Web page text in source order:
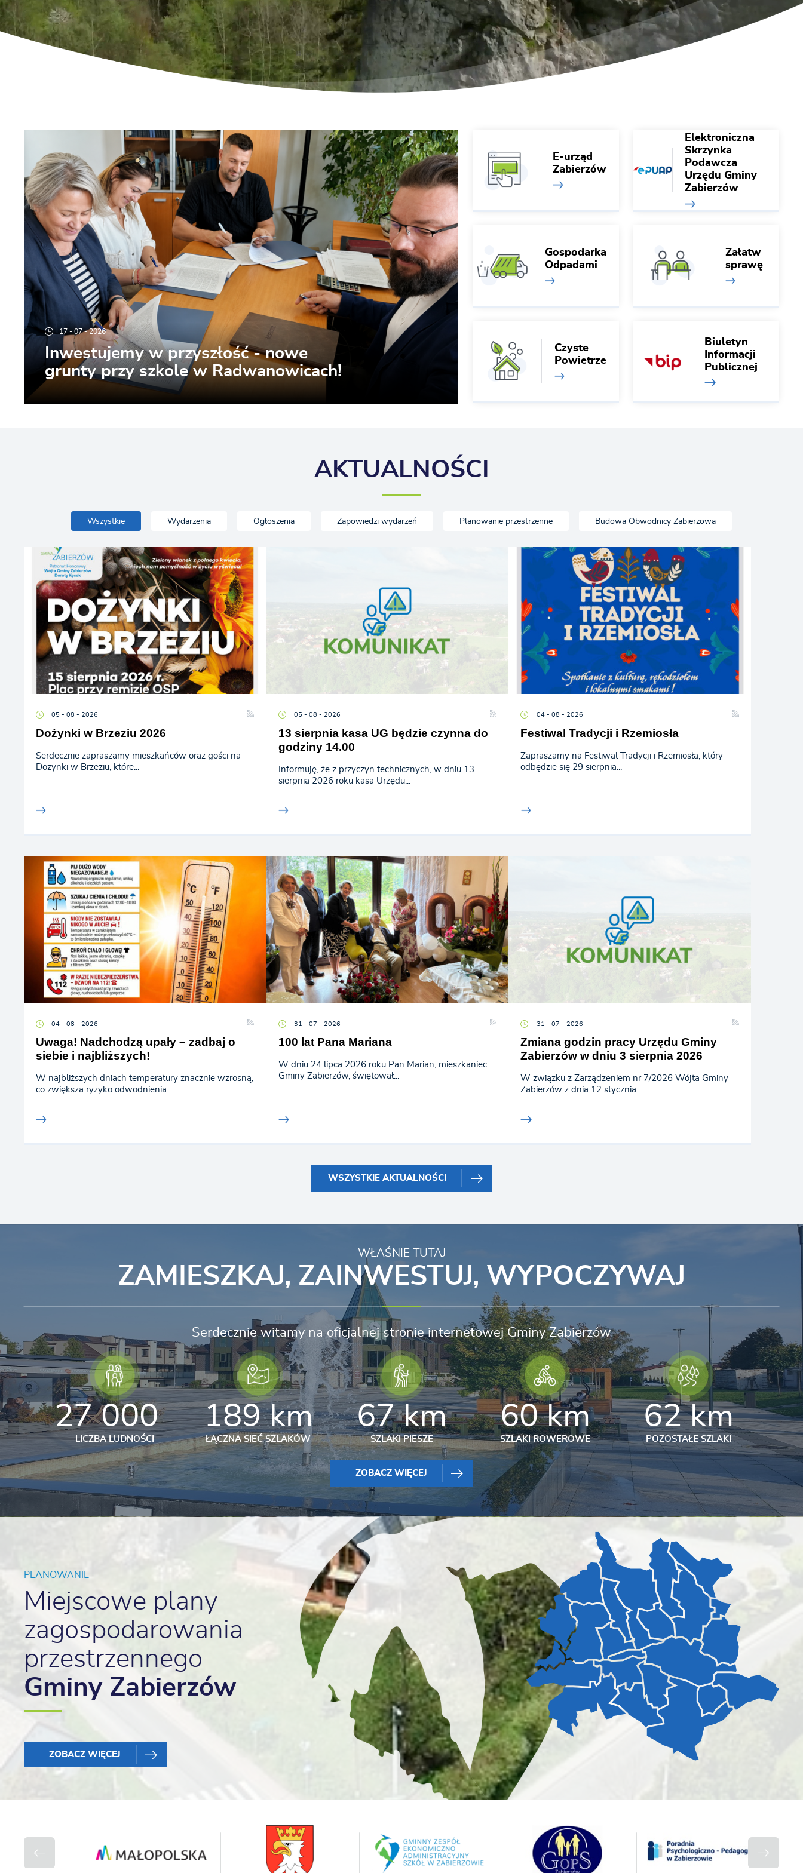
17 - 07 - 2026
Inwestujemy w przyszłość - nowe
grunty przy szkole w Radwanowicach!
E-urząd
Zabierzów
Elektroniczna
Skrzynka
Podawcza
Urzędu Gminy
Zabierzów
Gospodarka
Odpadami
Załatw
sprawę
Czyste
Powietrze
Biuletyn
Informacji
Publicznej
AKTUALNOŚCI
Wszystkie Wydarzenia Ogłoszenia Zapowiedzi wydarzeń Planowanie przestrzenne Budowa Obwodnicy Zabierzowa
05 - 08 - 2026
Dożynki w Brzeziu 2026
Serdecznie zapraszamy mieszkańców oraz gości na
Dożynki w Brzeziu, które...
05 - 08 - 2026
13 sierpnia kasa UG będzie czynna do
godziny 14.00
Informuję, że z przyczyn technicznych, w dniu 13
sierpnia 2026 roku kasa Urzędu...
04 - 08 - 2026
Festiwal Tradycji i Rzemiosła
Zapraszamy na Festiwal Tradycji i Rzemiosła, który
odbędzie się 29 sierpnia...
04 - 08 - 2026
Uwaga! Nadchodzą upały – zadbaj o
siebie i najbliższych!
W najbliższych dniach temperatury znacznie wzrosną,
co zwiększa ryzyko odwodnienia...
31 - 07 - 2026
100 lat Pana Mariana
W dniu 24 lipca 2026 roku Pan Marian, mieszkaniec
Gminy Zabierzów, świętował...
31 - 07 - 2026
Zmiana godzin pracy Urzędu Gminy
Zabierzów w dniu 3 sierpnia 2026
W związku z Zarządzeniem nr 7/2026 Wójta Gminy
Zabierzów z dnia 12 stycznia...
WSZYSTKIE AKTUALNOŚCI
WŁAŚNIE TUTAJ
ZAMIESZKAJ, ZAINWESTUJ, WYPOCZYWAJ
Serdecznie witamy na oficjalnej stronie internetowej Gminy Zabierzów
27 000
LICZBA LUDNOŚCI
189 km
ŁĄCZNA SIEĆ SZLAKÓW
67 km
SZLAKI PIESZE
60 km
SZLAKI ROWEROWE
62 km
POZOSTAŁE SZLAKI
ZOBACZ WIĘCEJ
PLANOWANIE
Miejscowe plany
zagospodarowania
przestrzennego
Gminy Zabierzów
ZOBACZ WIĘCEJ